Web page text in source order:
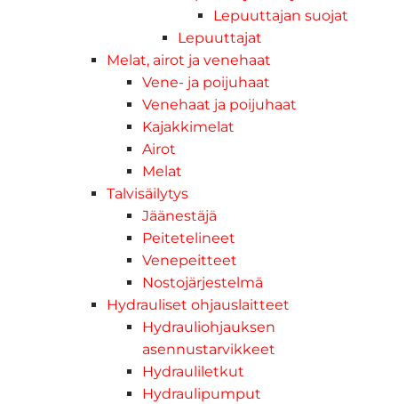
Lepuuttajan suojat
Lepuuttajat
Melat, airot ja venehaat
Vene- ja poijuhaat
Venehaat ja poijuhaat
Kajakkimelat
Airot
Melat
Talvisäilytys
Jäänestäjä
Peitetelineet
Venepeitteet
Nostojärjestelmä
Hydrauliset ohjauslaitteet
Hydrauliohjauksen
asennustarvikkeet
Hydrauliletkut
Hydraulipumput